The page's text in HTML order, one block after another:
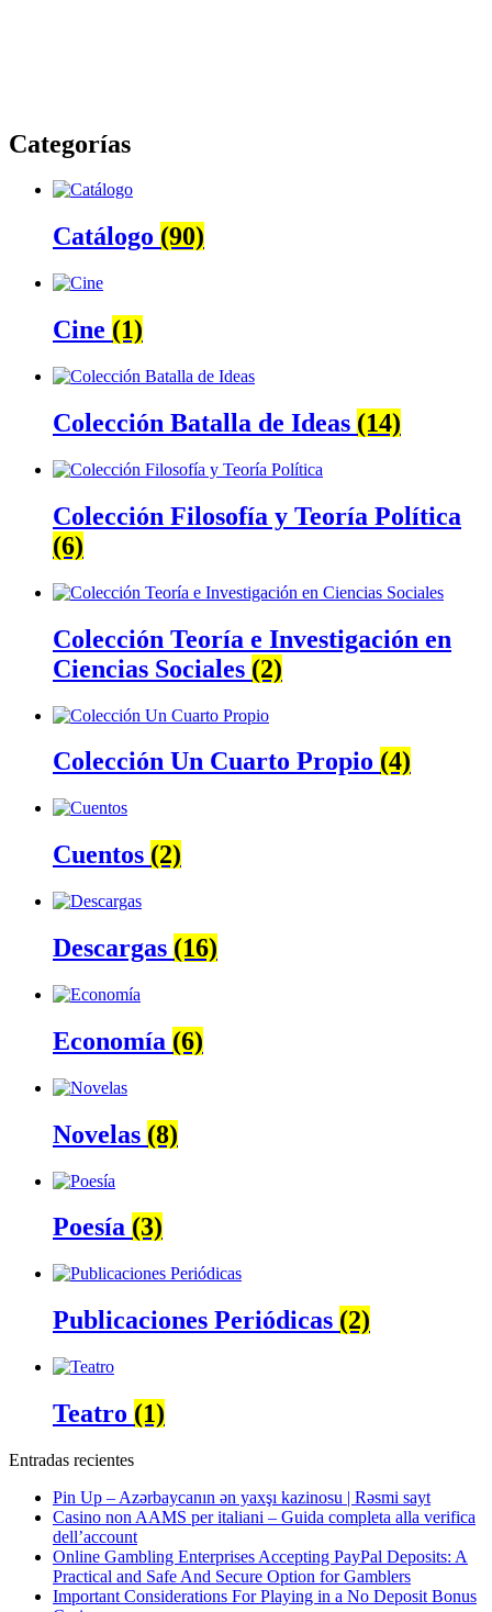
Categorías
Catálogo (90)
Cine (1)
Colección Batalla de Ideas (14)
Colección Filosofía y Teoría Política
(6)
Colección Teoría e Investigación en
Ciencias Sociales (2)
Colección Un Cuarto Propio (4)
Cuentos (2)
Descargas (16)
Economía (6)
Novelas (8)
Poesía (3)
Publicaciones Periódicas (2)
Teatro (1)
Entradas recientes
Pin Up – Azərbaycanın ən yaxşı kazinosu | Rəsmi sayt
Casino non AAMS per italiani – Guida completa alla verifica
dell’account
Online Gambling Enterprises Accepting PayPal Deposits: A
Practical and Safe And Secure Option for Gamblers
Important Considerations For Playing in a No Deposit Bonus